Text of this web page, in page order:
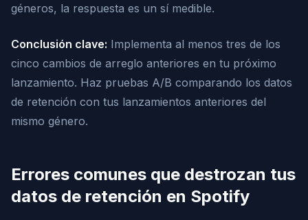
géneros, la respuesta es un sí medible.
Conclusión clave: Implementa al menos tres de los
cinco cambios de arreglo anteriores en tu próximo
lanzamiento. Haz pruebas A/B comparando los datos
de retención con tus lanzamientos anteriores del
mismo género.
Errores comunes que destrozan tus
datos de retención en Spotify